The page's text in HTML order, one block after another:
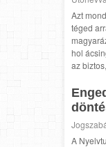
Azt
téged
hol
az
A